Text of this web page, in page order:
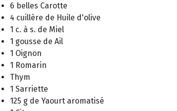
6 belles Carotte
4 cuillère de Huile d'olive
1 c. à s. de Miel
1 gousse de Ail
1 Oignon
1 Romarin
Thym
1 Sarriette
125 g de Yaourt aromatisé